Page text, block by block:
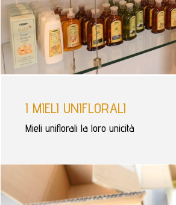
I MIELI UNIFLORALI
Mieli uniflorali la loro unicità